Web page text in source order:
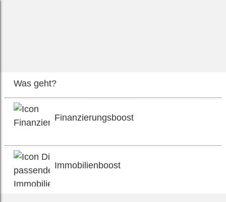
Was geht?
Finanzierungsboost
Immobilienboost